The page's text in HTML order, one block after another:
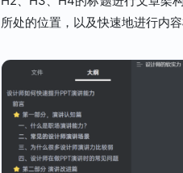
所处的位置，以及快速地进行内容